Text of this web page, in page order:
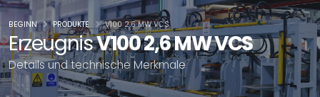
ErzeugnisV100 2,6 MW VCS
Details und technische Merkmale
BEGINN PRODUKTE V100 2,6 MW VCS